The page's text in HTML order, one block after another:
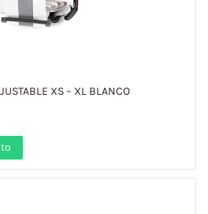
XS – XL BLANCO